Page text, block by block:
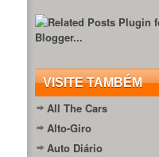
VISITE TAMBÉM
All The Cars
Alto-Giro
Auto Diário